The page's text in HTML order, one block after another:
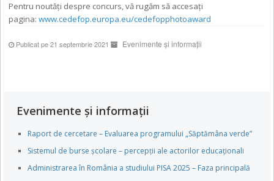
Pentru noutăți despre concurs, vă rugăm să accesați
pagina:www.cedefop.europa.eu/cedefopphotoaward
Publicat pe 21 septembrie 2021 Evenimente și informații
Evenimente și informații
Raport de cercetare – Evaluarea programului „Săptămâna verde”
Sistemul de burse școlare – percepții ale actorilor educaționali
Administrarea în România a studiului PISA 2025 – Faza principală